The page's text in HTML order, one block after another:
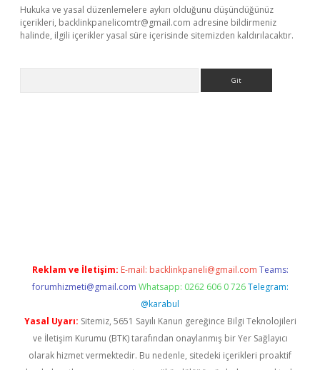
Hukuka ve yasal düzenlemelere aykırı olduğunu düşündüğünüz
içerikleri, backlinkpanelicomtr@gmail.com adresine bildirmeniz
halinde, ilgili içerikler yasal süre içerisinde sitemizden kaldırılacaktır.
Reklam ve İletişim: E-mail: backlinkpaneli@gmail.com Teams:
forumhizmeti@gmail.com Whatsapp: 0262 606 0 726 Telegram:
@karabul
Yasal Uyarı: Sitemiz, 5651 Sayılı Kanun gereğince Bilgi Teknolojileri
ve İletişim Kurumu (BTK) tarafından onaylanmış bir Yer Sağlayıcı
olarak hizmet vermektedir. Bu nedenle, sitedeki içerikleri proaktif